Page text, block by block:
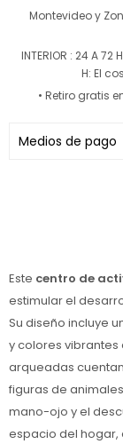
Montevideo y
INTERIOR : 24 A 72
H: El
• Retiro gratis
Medios de pago
Este centro de
estimular el
Su diseño incluye
y colores vibrantes
arqueadas
figuras de
mano-ojo y el
espacio del hogar,